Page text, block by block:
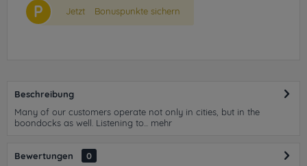
P Jetzt Bonuspunkte sichern
Beschreibung
Many of our customers operate not only in cities, but in the
boondocks as well. Listening to...
mehr
Bewertungen
0